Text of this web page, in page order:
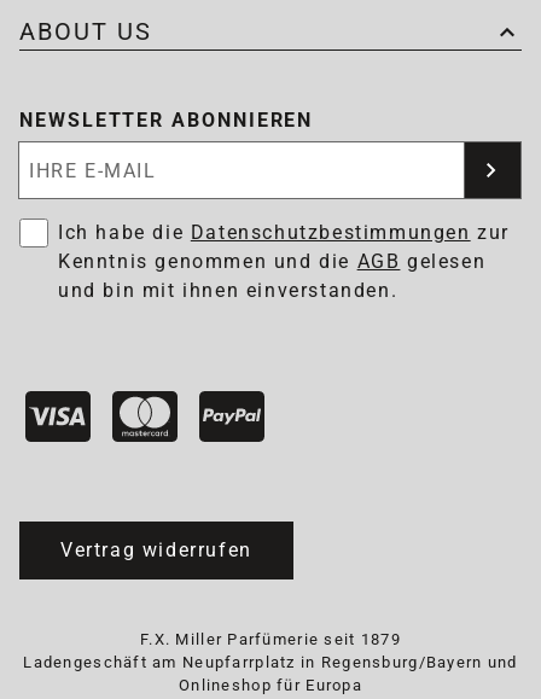
ABOUT US
NEWSLETTER ABONNIEREN
Ich habe die Datenschutzbestimmungen zur
Kenntnis genommen und die AGB gelesen
und bin mit ihnen einverstanden.
Vertrag widerrufen
F.X. Miller Parfümerie seit 1879
Ladengeschäft am Neupfarrplatz in Regensburg/Bayern und
Onlineshop für Europa